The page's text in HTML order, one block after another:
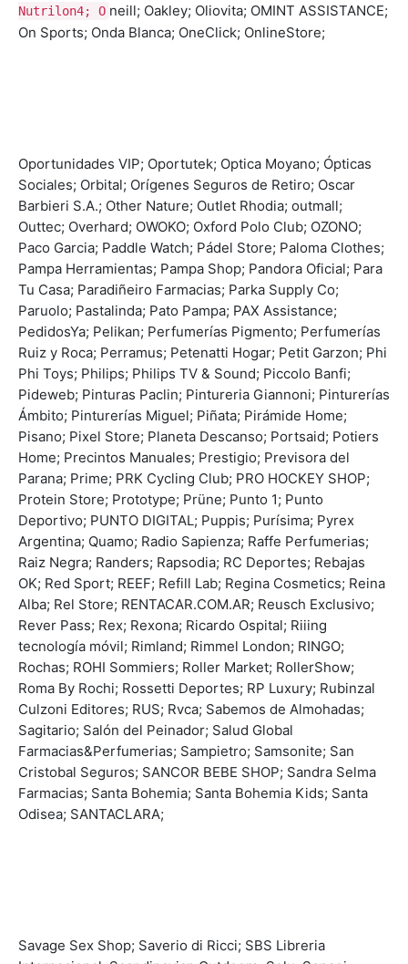
Nutrilon4; O neill; Oakley; Oliovita; OMINT ASSISTANCE;
On Sports; Onda Blanca; OneClick; OnlineStore;
Oportunidades VIP; Oportutek; Optica Moyano; Ópticas
Sociales; Orbital; Orígenes Seguros de Retiro; Oscar
Barbieri S.A.; Other Nature; Outlet Rhodia; outmall;
Outtec; Overhard; OWOKO; Oxford Polo Club; OZONO;
Paco Garcia; Paddle Watch; Pádel Store; Paloma Clothes;
Pampa Herramientas; Pampa Shop; Pandora Oficial; Para
Tu Casa; Paradiñeiro Farmacias; Parka Supply Co;
Paruolo; Pastalinda; Pato Pampa; PAX Assistance;
PedidosYa; Pelikan; Perfumerías Pigmento; Perfumerías
Ruiz y Roca; Perramus; Petenatti Hogar; Petit Garzon; Phi
Phi Toys; Philips; Philips TV & Sound; Piccolo Banfi;
Pideweb; Pinturas Paclin; Pintureria Giannoni; Pinturerías
Ámbito; Pinturerías Miguel; Piñata; Pirámide Home;
Pisano; Pixel Store; Planeta Descanso; Portsaid; Potiers
Home; Precintos Manuales; Prestigio; Previsora del
Parana; Prime; PRK Cycling Club; PRO HOCKEY SHOP;
Protein Store; Prototype; Prüne; Punto 1; Punto
Deportivo; PUNTO DIGITAL; Puppis; Purísima; Pyrex
Argentina; Quamo; Radio Sapienza; Raffe Perfumerias;
Raiz Negra; Randers; Rapsodia; RC Deportes; Rebajas
OK; Red Sport; REEF; Refill Lab; Regina Cosmetics; Reina
Alba; Rel Store; RENTACAR.COM.AR; Reusch Exclusivo;
Rever Pass; Rex; Rexona; Ricardo Ospital; Riiing
tecnología móvil; Rimland; Rimmel London; RINGO;
Rochas; ROHI Sommiers; Roller Market; RollerShow;
Roma By Rochi; Rossetti Deportes; RP Luxury; Rubinzal
Culzoni Editores; RUS; Rvca; Sabemos de Almohadas;
Sagitario; Salón del Peinador; Salud Global
Farmacias&Perfumerias; Sampietro; Samsonite; San
Cristobal Seguros; SANCOR BEBE SHOP; Sandra Selma
Farmacias; Santa Bohemia; Santa Bohemia Kids; Santa
Odisea; SANTACLARA;
Savage Sex Shop; Saverio di Ricci; SBS Libreria